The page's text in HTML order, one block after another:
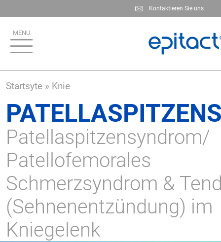
to
main
content
Kontaktieren Sie uns
Startsyte Knie
Patellaspitzensyndrom/
Patellofemorales
Schmerzsyndrom &
(Sehnenentzündung) im
Kniegelenk